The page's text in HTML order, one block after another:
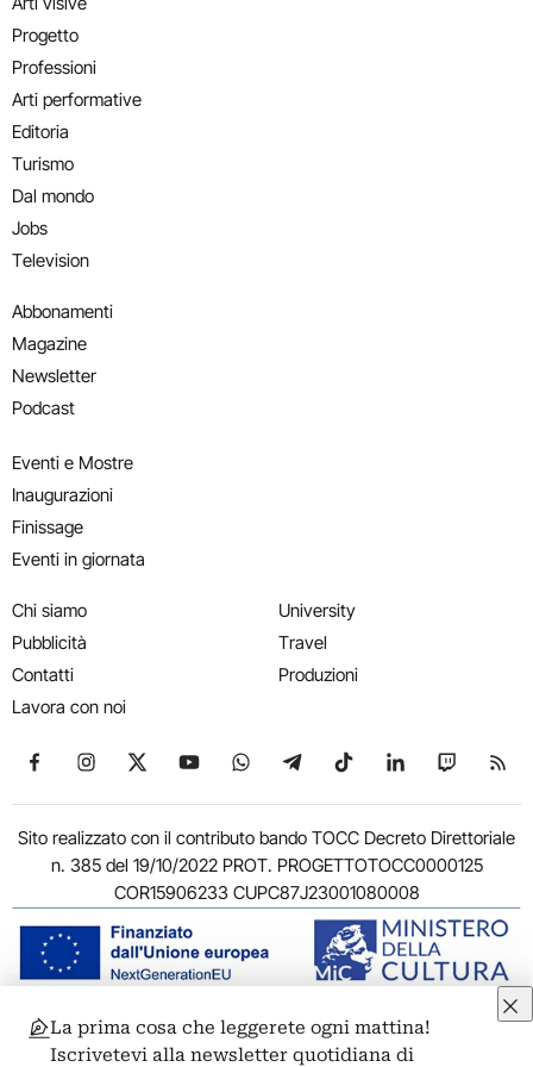
Progetto
Professioni
Arti performative
Editoria
Turismo
Dal mondo
Jobs
Television
Abbonamenti
Magazine
Newsletter
Podcast
Eventi e Mostre
Inaugurazioni
Finissage
Eventi in giornata
Chi siamo
Pubblicità
Contatti
Lavora con noi
University
Travel
Produzioni
Seguici su Facebook
Seguici su Instagram
Seguici su X
Seguici su YouTube
Seguici su WhatsApp
Seguici su Telegram
Seguici su TikTok
Seguici su
Seguici
Sito realizzato con il contributo bando TOCC Decreto Direttoriale
n. 385 del 19/10/2022 PROT. PROGETTOTOCC0000125
COR15906233 CUPC87J23001080008
© 2011-2026 ARTRIBUNE srl – Corso Vittorio Emanuele II, 287 –
00186 Roma - P.I. 11381581005
La prima cosa che leggerete ogni mattina!
Iscrivetevi alla newsletter quotidiana di